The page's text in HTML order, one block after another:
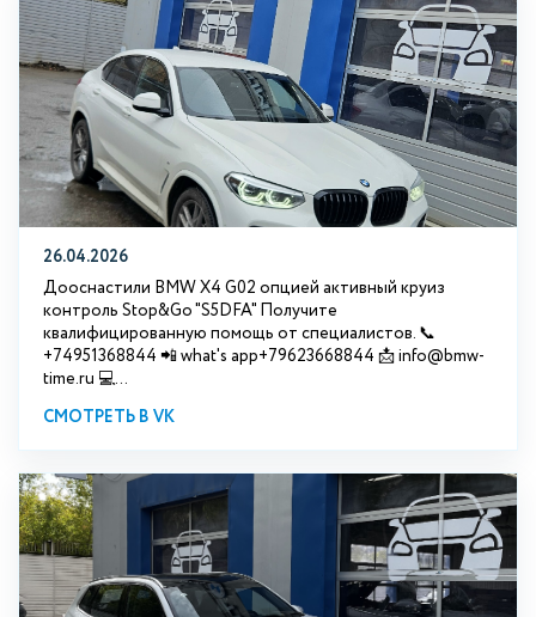
26.04.2026
Дооснастили BMW X4 G02 опцией активный круиз
контроль Stop&Go "S5DFA" Получите
квалифицированную помощь от специалистов. 📞
+74951368844 📲 what's app+79623668844 📩 info@bmw-
time.ru 💻...
СМОТРЕТЬ В VK